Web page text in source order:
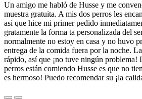
Un amigo me habló de Husse y me
muestra gratuita. A mis dos perros les
así que hice mi primer pedido
gratamente la forma ta personalizada del
normalmente no estoy en casa y no huvo
entrega de la comida fuera por la noche.
rápido, así que ¡no tuve ningún problema!
perros están comiendo Husse es que no
es hermoso! Puedo recomendar su ¡la